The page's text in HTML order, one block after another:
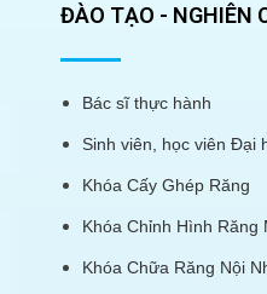
ĐÀO TẠO - NGHIÊN
Bác sĩ thực hành
Sinh viên, học viên Đại
Khóa Cấy Ghép Răng
Khóa Chỉnh Hình Răng
Khóa Chữa Răng Nội